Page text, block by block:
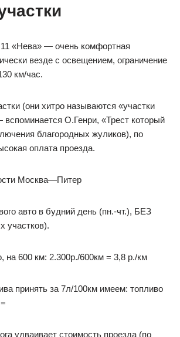
«Нева» — очень комфортная
везде с освещением, ограничение
км/час.
(они хитро называются «участки
вспоминается О.Генри, «Трест который
благородных жуликов), по
оплата проезда.
Москва—Питер
авто в будний день (пн.-чт.), БЕЗ
участков).
на 600 км: 2.300р./600км = 3,8 р./км
принять за 7л/100км имеем: топливо
удваивает стоимость проезда (по